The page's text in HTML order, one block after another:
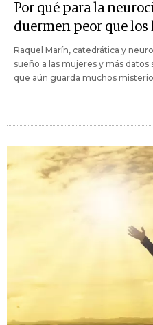
Por qué para la
duermen peor que los
Raquel Marín, catedrática y
sueño a las mujeres y más
que aún guarda muchos